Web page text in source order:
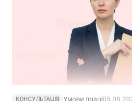
КОНСУЛЬТАЦІЯ Умови праці